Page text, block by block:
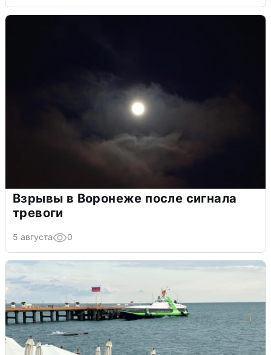
Взрывы в Воронеже после сигнала
тревоги
5 августа 0